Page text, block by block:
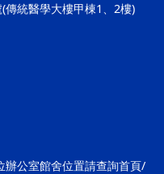
統醫學大樓甲棟1、2樓)
公室館舍位置請查詢首頁/